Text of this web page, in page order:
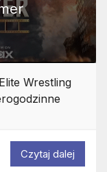
Wrestling
Czytaj dalej